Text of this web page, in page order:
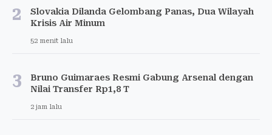
2
Slovakia Dilanda Gelombang Panas, Dua Wilayah
Krisis Air Minum
52 menit lalu
3
Bruno Guimaraes Resmi Gabung Arsenal dengan
Nilai Transfer Rp1,8 T
2 jam lalu